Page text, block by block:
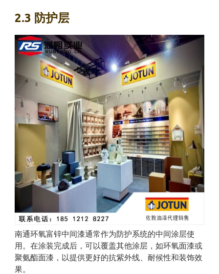
2.3 防护层
南通环氧富锌中间漆通常作为防护系统的中间涂层使
用。在涂装完成后，可以覆盖其他涂层，如环氧面漆或
聚氨酯面漆，以提供更好的抗紫外线、耐候性和装饰效
果。